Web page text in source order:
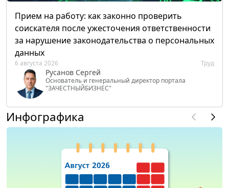
Прием на работу: как законно проверить
соискателя после ужесточения ответственности
за нарушение законодательства о персональных
данных
6 августа 2026 Труд
Русанов Сергей
Основатель и генеральный директор портала
"ЗАЧЕСТНЫЙБИЗНЕС"
Инфографика